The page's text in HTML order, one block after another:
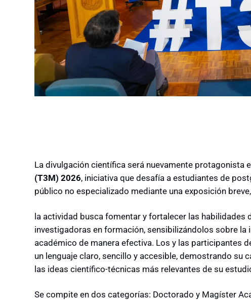
La divulgación científica será nuevamente protagonista
(T3M) 2026, iniciativa que desafía a estudiantes de
público no especializado mediante una exposición
la actividad busca fomentar y fortalecer las habilidades
investigadoras en formación, sensibilizándolos sobre
académico de manera efectiva. Los y las participantes
un lenguaje claro, sencillo y accesible, demostrando su
las ideas científico-técnicas más relevantes de su
Se compite en dos categorías: Doctorado y Magíster